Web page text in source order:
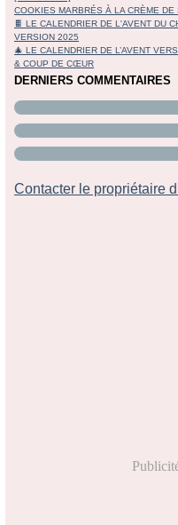
COOKIES MARBRÉS À LA CRÈME DE
🍫 LE CALENDRIER DE L'AVENT DU
VERSION 2025
🎄 LE CALENDRIER DE L’AVENT
& COUP DE CŒUR
DERNIERS COMMENTAIRES
Contacter le propriétaire